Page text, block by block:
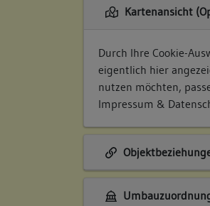
Kartenansicht
Durch Ihre Cookie-
eigentlich hier
nutzen möchten,
Impressum &